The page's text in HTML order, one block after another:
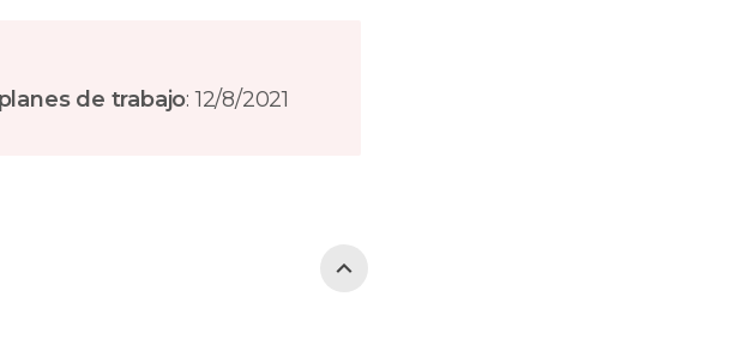
de trabajo: 12/8/2021